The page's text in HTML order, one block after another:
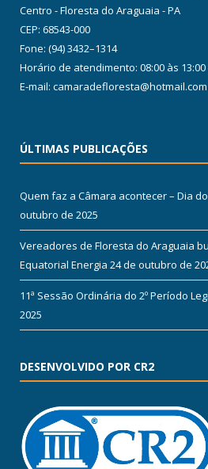
Centro - Floresta do Araguaia - PA
CEP: 68543-000
Fone: (94) 3432–1314
Horário de atendimento: 08:00 às 13:00
E-mail: camaradefloresta@hotmail.com
ÚLTIMAS PUBLICAÇÕES
Quem faz a Câmara acontecer – Dia
outubro de 2025
Vereadores de Floresta do Araguaia
Equatorial Energia 24 de outubro de
11ª Sessão Ordinária do 2º Período
2025
DESENVOLVIDO POR CR2